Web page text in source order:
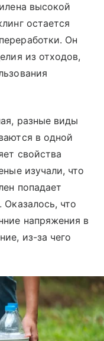
высокой
остается
Он
из отходов,
разные виды
в одной
свойства
изучали, что
попадает
Оказалось, что
напряжения в
из-за чего